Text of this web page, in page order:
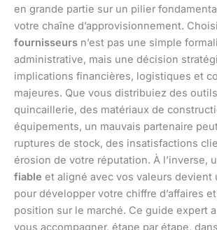
en grande partie sur un pilier
votre chaîne d’approvisionnement.
fournisseurs n’est pas une simple
administrative, mais une décision
implications financières, logistiques et
majeures. Que vous distribuiez des
quincaillerie, des matériaux de
équipements, un mauvais partenaire
ruptures de stock, des insatisfactions
érosion de votre réputation. À l’inverse,
fiable et aligné avec vos valeurs devient
pour développer votre chiffre d’affaires
position sur le marché. Ce guide expert
vous accompagner, étape par étape,